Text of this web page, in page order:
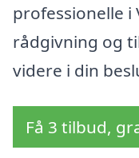
professionelle i
rådgivning og
videre i din
Få 3 tilbud,